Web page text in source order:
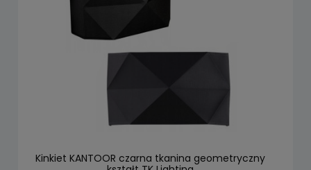
Kinkiet KANTOOR czarna tkanina geometryczny